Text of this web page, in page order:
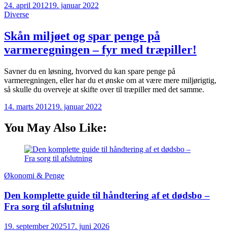
24. april 201219. januar 2022
Diverse
Skån miljøet og spar penge på
varmeregningen – fyr med træpiller!
Savner du en løsning, hvorved du kan spare penge på
varmeregningen, eller har du et ønske om at være mere miljørigtig,
så skulle du overveje at skifte over til træpiller med det samme.
14. marts 201219. januar 2022
You May Also Like:
Økonomi & Penge
Den komplette guide til håndtering af et dødsbo –
Fra sorg til afslutning
19. september 202517. juni 2026